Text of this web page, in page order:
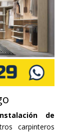
de
carpinteros